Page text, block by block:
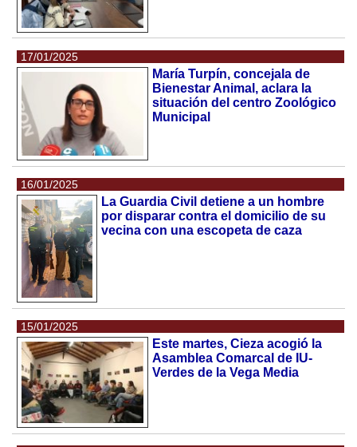
17/01/2025
María Turpín, concejala de
Bienestar Animal, aclara la
situación del centro Zoológico
Municipal
16/01/2025
La Guardia Civil detiene a un hombre
por disparar contra el domicilio de su
vecina con una escopeta de caza
15/01/2025
Este martes, Cieza acogió la
Asamblea Comarcal de IU-
Verdes de la Vega Media